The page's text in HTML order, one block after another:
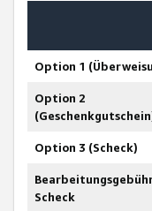
Option 1
Option 2
Option 3 (Scheck)
Scheck